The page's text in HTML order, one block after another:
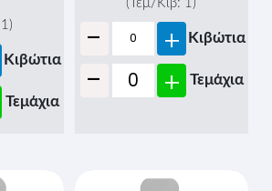
1 )
Κιβώτια
Τεμάχια
(Τεμ/Κιβ: 1)
- + Κιβώτια
- + Τεμάχια